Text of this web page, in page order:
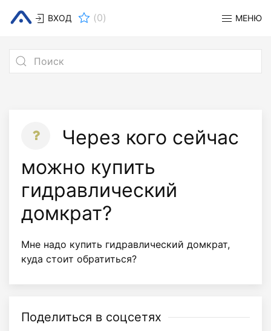
ВХОД (0) МЕНЮ
Через кого сейчас
можно купить
гидравлический
домкрат?
Мне надо купить гидравлический домкрат,
куда стоит обратиться?
Поделиться в соцсетях